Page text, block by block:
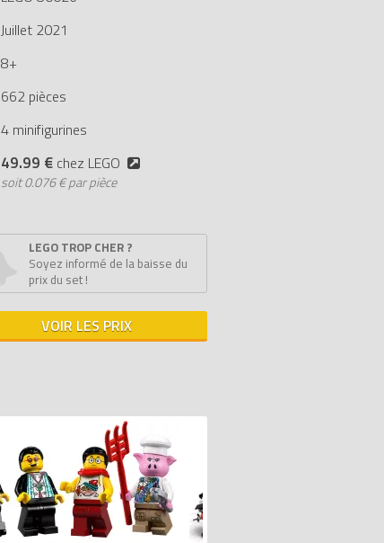
Juillet 2021
8+
662 pièces
4 minifigurines
49.99 € chez LEGO
soit0.076 € par pièce
LEGO TROP CHER ?
Soyez informé de la baisse du
prix du set !
VOIR LES PRIX